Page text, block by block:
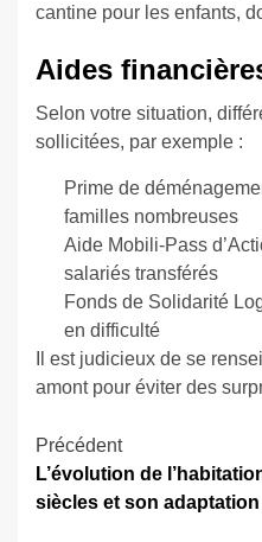
cantine pour les enfants,
Aides
Selon votre situation,
sollicitées, par exemple :
Prime de
familles nombreuses
Aide Mobili-Pass
salariés transférés
Fonds de Solidarité
en difficulté
Il est judicieux de se
amont pour éviter des
Navigation
d’article
Précédent
L’évolution de
siècles et son